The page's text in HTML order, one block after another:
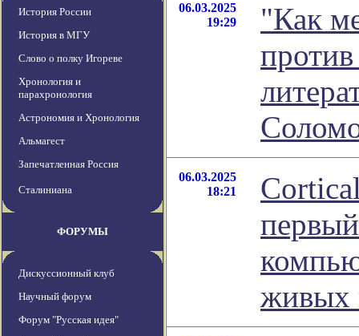
История России
История в МГУ
Слово о полку Игореве
Хронология и
парахронология
Астрономия и Хронология
Альмагест
Запечатленная Россия
Сталиниана
ФОРУМЫ
Дискуссионный клуб
Научный форум
Форум "Русская идея"
06.03.2025
19:29
"Как
06.03.2025
18:21
живых